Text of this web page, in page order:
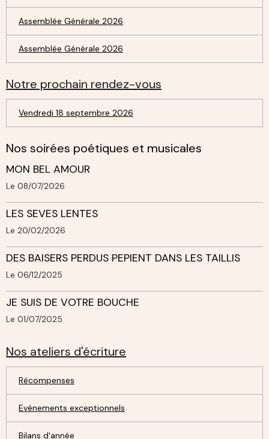
Assemblée Générale 2026
Assemblée Générale 2026
Notre prochain rendez-vous
Vendredi 18 septembre 2026
Nos soirées poétiques et musicales
MON BEL AMOUR
Le 08/07/2026
LES SEVES LENTES
Le 20/02/2026
DES BAISERS PERDUS PEPIENT DANS LES TAILLIS
Le 06/12/2025
JE SUIS DE VOTRE BOUCHE
Le 01/07/2025
Nos ateliers d'écriture
Récompenses
Evénements exceptionnels
Bilans d'année